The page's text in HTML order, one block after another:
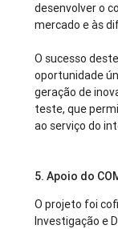
desenvolver o
mercado e às
O sucesso
oportunidade
geração de
teste, que
ao serviço do
5. Apoio do
O projeto foi
Investigação e